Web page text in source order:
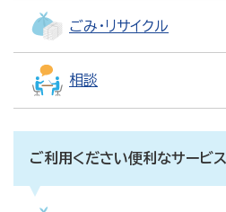
ごみ・リサイクル
相談
ご利用ください便利なサービス